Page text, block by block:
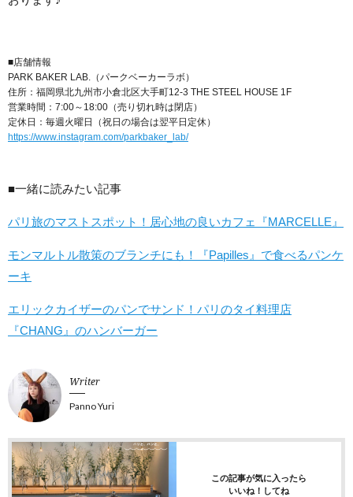
■店舗情報
PARK BAKER LAB.（パークベーカーラボ）
住所：福岡県北九州市小倉北区大手町12-3 THE STEEL HOUSE 1F
営業時間：7:00～18:00（売り切れ時は閉店）
定休日：毎週火曜日（祝日の場合は翌平日定休）
https://www.instagram.com/parkbaker_lab/
■一緒に読みたい記事
パリ旅のマストスポット！居心地の良いカフェ『MARCELLE』
モンマルトル散策のブランチにも！『Papilles』で食べるパンケ
ーキ
エリックカイザーのパンでサンド！パリのタイ料理店
『CHANG』のハンバーガー
Writer
Panno Yuri
この記事が気に入ったら
いいね！してね